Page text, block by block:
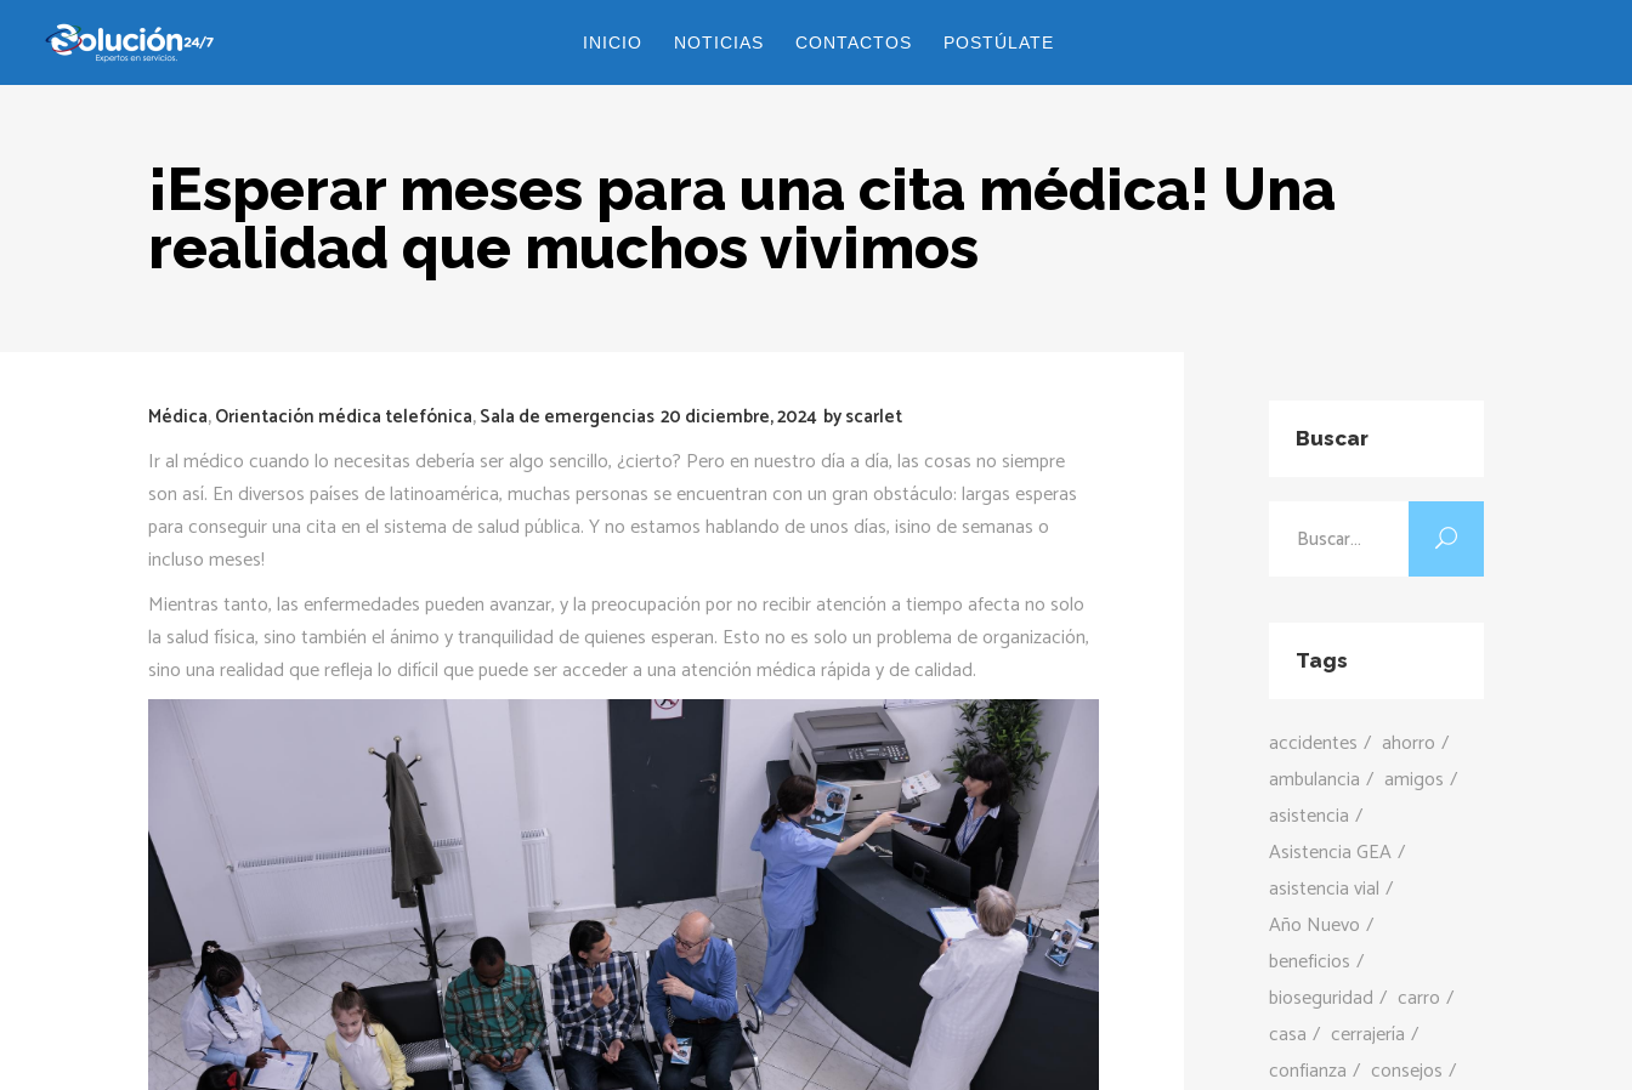
INICIO NOTICIAS CONTACTOS POSTÚLATE
¡Esperar meses para una cita médica! Una
realidad que muchos vivimos
Médica,Orientación médica telefónica,Sala de emergencias 20 diciembre, 2024 byscarlet
Ir al médico cuando lo necesitas debería ser algo sencillo, ¿cierto? Pero en nuestro día a día, las cosas no siempre
son así. En diversos países de latinoamérica, muchas personas se encuentran con un gran obstáculo: largas esperas
para conseguir una cita en el sistema de salud pública. Y no estamos hablando de unos días, ¡sino de semanas o
incluso meses!
Mientras tanto, las enfermedades pueden avanzar, y la preocupación por no recibir atención a tiempo afecta no solo
la salud física, sino también el ánimo y tranquilidad de quienes esperan. Esto no es solo un problema de organización,
sino una realidad que refleja lo difícil que puede ser acceder a una atención médica rápida y de calidad.
Buscar
Tags
accidentes
ahorro
ambulancia
amigos
asistencia
Asistencia GEA
asistencia vial
Año Nuevo
beneficios
bioseguridad
carro
casa
cerrajería
confianza
consejos